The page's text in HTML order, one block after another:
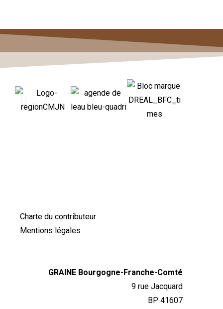
Charte du contributeur
Mentions légales
GRAINE Bourgogne-Franche-Comté
9 rue Jacquard
BP 41607